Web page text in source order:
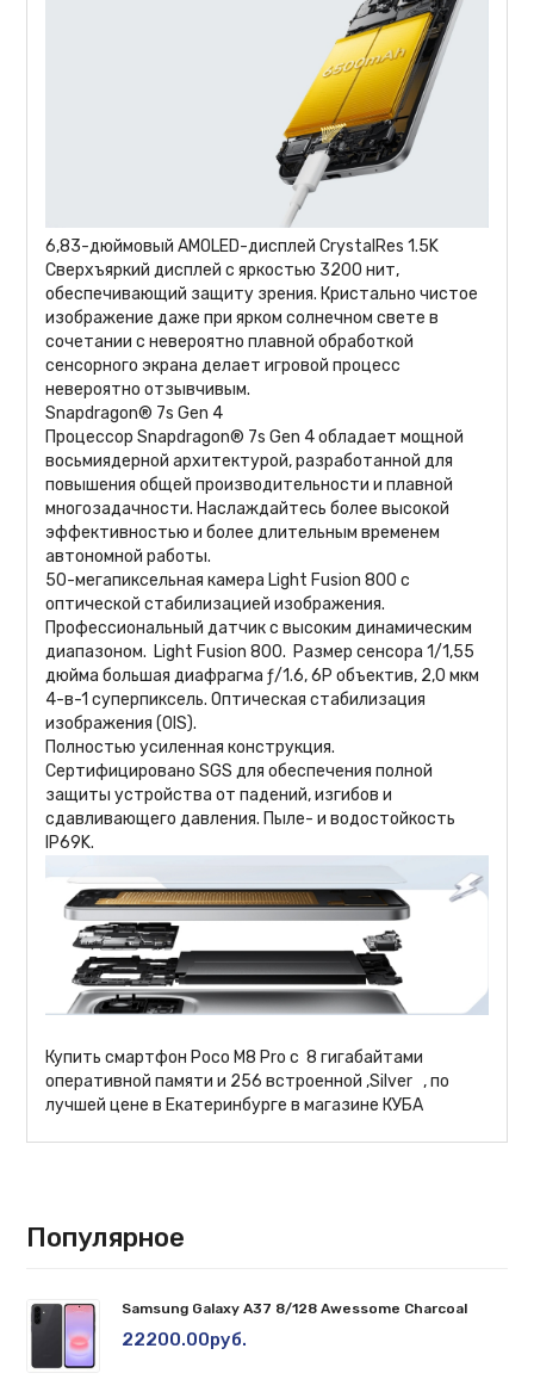
6,83-дюймовый AMOLED-дисплей CrystalRes 1.5K
Сверхъяркий дисплей с яркостью 3200 нит,
обеспечивающий защиту зрения. Кристально чистое
изображение даже при ярком солнечном свете в
сочетании с невероятно плавной обработкой
сенсорного экрана делает игровой процесс
невероятно отзывчивым.
Snapdragon® 7s Gen 4
Процессор Snapdragon® 7s Gen 4 обладает мощной
восьмиядерной архитектурой, разработанной для
повышения общей производительности и плавной
многозадачности. Наслаждайтесь более высокой
эффективностью и более длительным временем
автономной работы.
50-мегапиксельная камера Light Fusion 800 с
оптической стабилизацией изображения.
Профессиональный датчик с высоким динамическим
диапазоном. Light Fusion 800. Размер сенсора 1/1,55
дюйма большая диафрагма ƒ/1.6, 6P объектив, 2,0 мкм
4-в-1 суперпиксель. Оптическая стабилизация
изображения (OIS).
Полностью усиленная конструкция.
Сертифицировано SGS для обеспечения полной
защиты устройства от падений, изгибов и
сдавливающего давления. Пыле- и водостойкость
IP69K.
Купить смартфон Poco M8 Pro c 8 гигабайтами
оперативной памяти и 256 встроенной ,Silver , по
лучшей цене в Екатеринбурге в магазине КУБА
Популярное
Samsung Galaxy A37 8/128 Awessome Charcoal
22200.00руб.